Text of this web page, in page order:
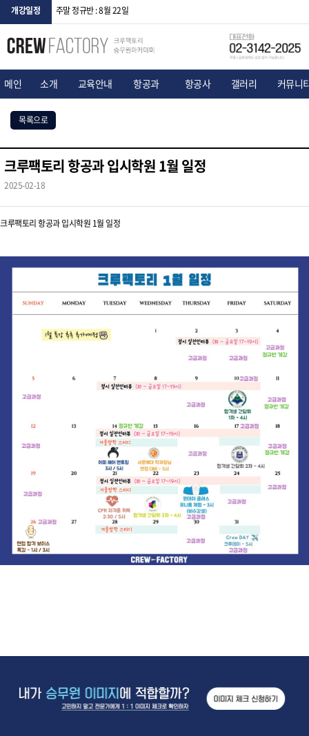
개강일정 주말 정규반 : 8월 22일
메인 소개 교육안내 항공과 항공사 갤러리 커뮤니
목록으로
크루팩토리 항공과 입시학원 1월 일정
2025-02-18
크루팩토리 항공과 입시학원 1월 일정